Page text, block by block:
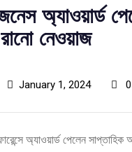
অ্যাওয়ার্ড
নেওয়াজ
January 1, 2024
অ্যাওয়ার্ড পেলেন